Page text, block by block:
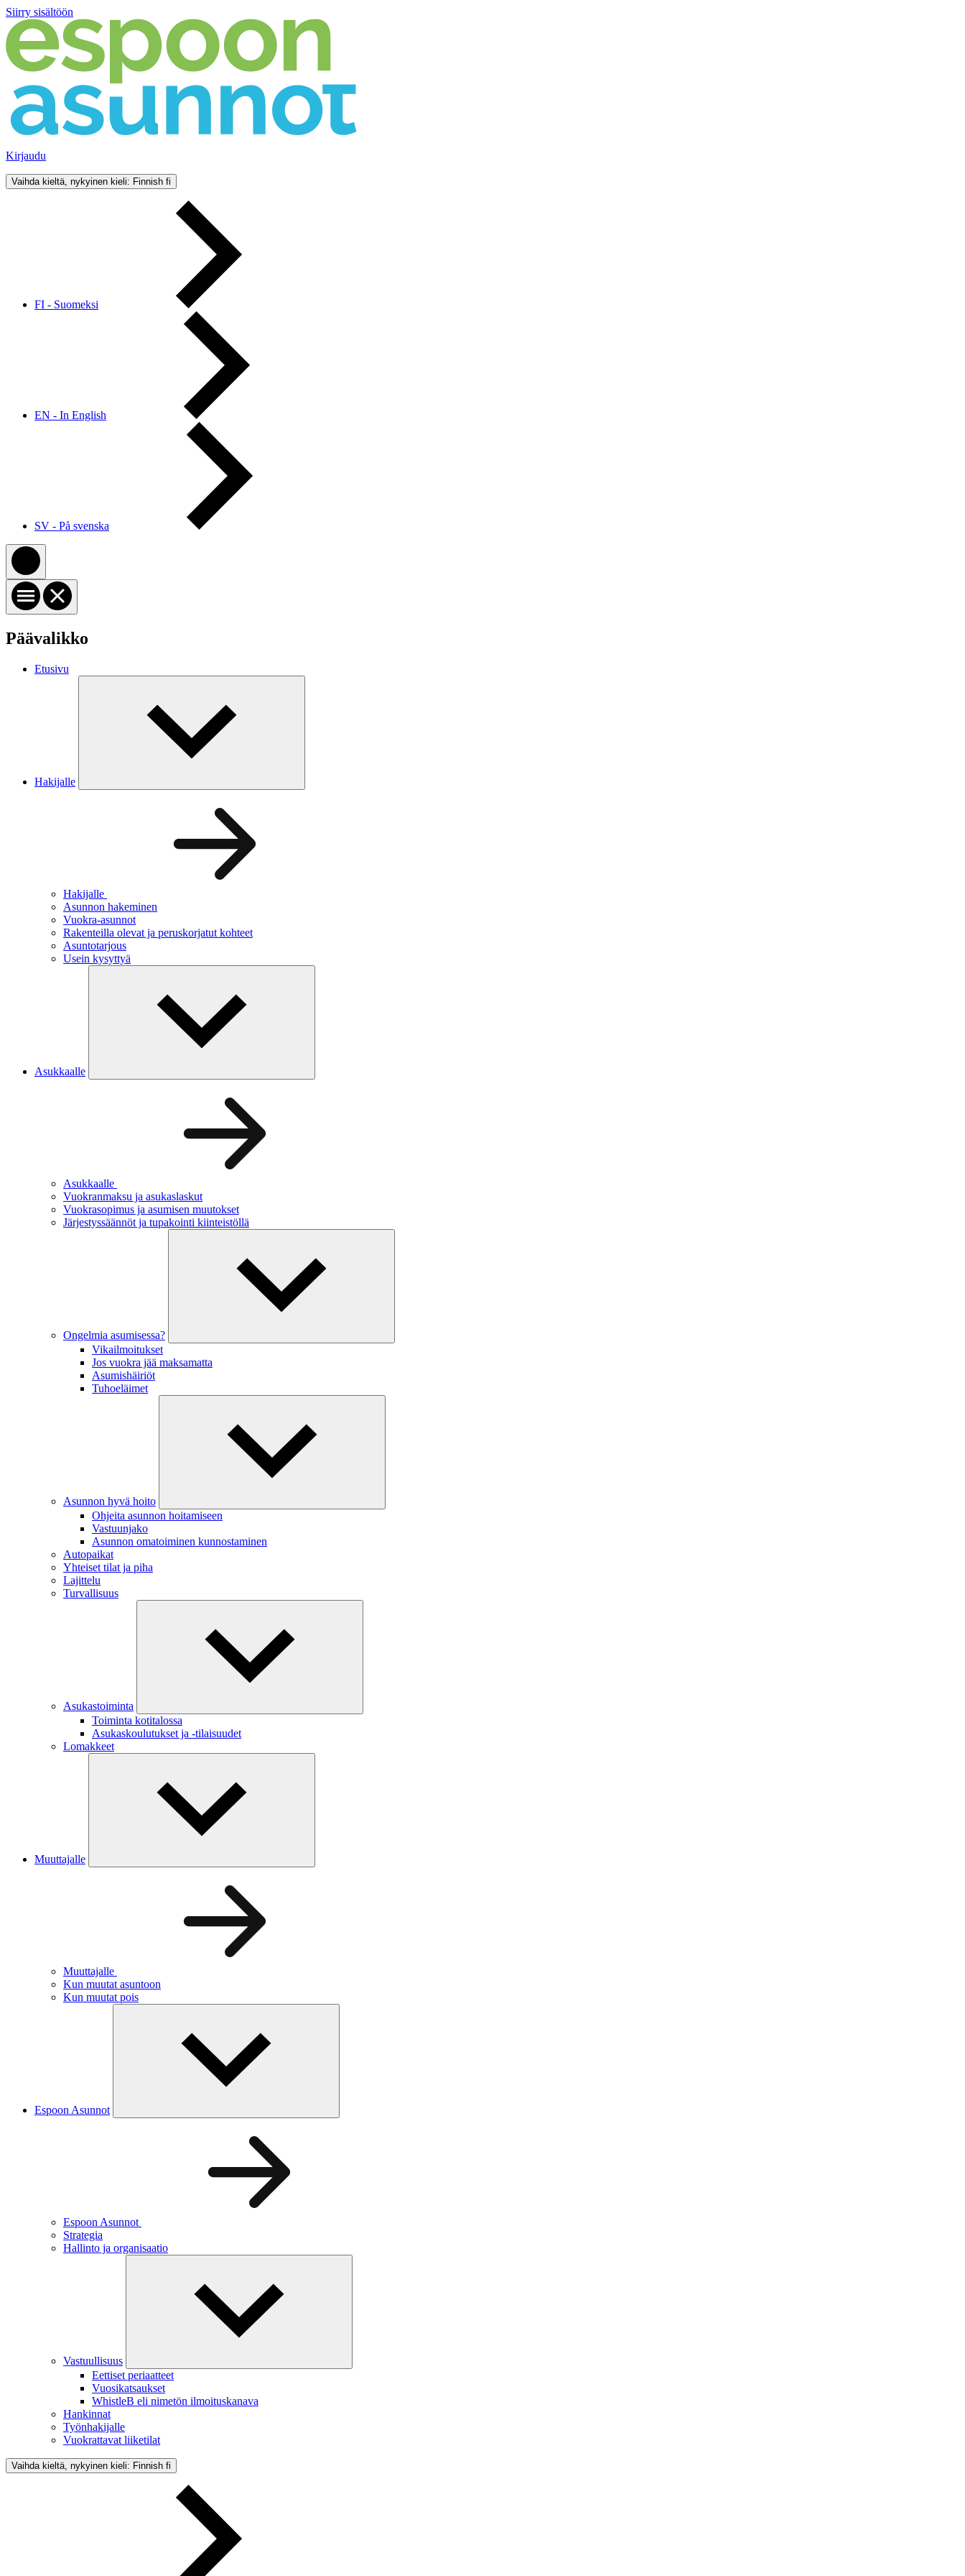
Siirry sisältöön
Kirjaudu
Vaihda kieltä, nykyinen kieli: Finnish fi
FI - Suomeksi
EN - In English
SV - På svenska
Päävalikko
Etusivu
Hakijalle
Hakijalle
Asunnon hakeminen
Vuokra-asunnot
Rakenteilla olevat ja peruskorjatut kohteet
Asuntotarjous
Usein kysyttyä
Asukkaalle
Asukkaalle
Vuokranmaksu ja asukaslaskut
Vuokrasopimus ja asumisen muutokset
Järjestyssäännöt ja tupakointi kiinteistöllä
Ongelmia asumisessa?
Vikailmoitukset
Jos vuokra jää maksamatta
Asumishäiriöt
Tuhoeläimet
Asunnon hyvä hoito
Ohjeita asunnon hoitamiseen
Vastuunjako
Asunnon omatoiminen kunnostaminen
Autopaikat
Yhteiset tilat ja piha
Lajittelu
Turvallisuus
Asukastoiminta
Toiminta kotitalossa
Asukaskoulutukset ja -tilaisuudet
Lomakkeet
Muuttajalle
Muuttajalle
Kun muutat asuntoon
Kun muutat pois
Espoon Asunnot
Espoon Asunnot
Strategia
Hallinto ja organisaatio
Vastuullisuus
Eettiset periaatteet
Vuosikatsaukset
WhistleB eli nimetön ilmoituskanava
Hankinnat
Työnhakijalle
Vuokrattavat liiketilat
Vaihda kieltä, nykyinen kieli: Finnish fi